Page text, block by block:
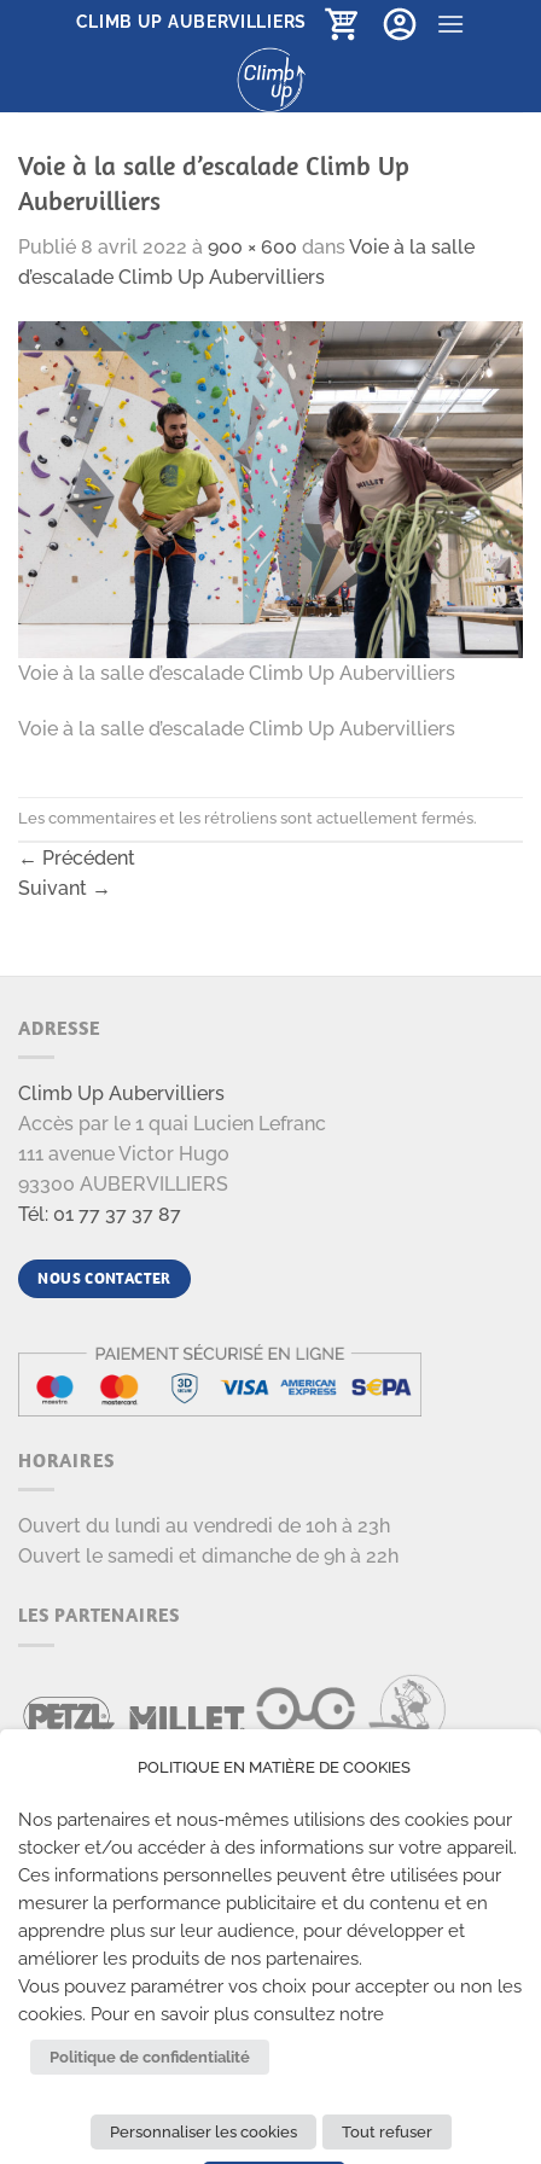
CLIMB UP AUBERVILLIERS
Voie à la salle d’escalade Climb Up
Aubervilliers
Publié 8 avril 2022 à 900 × 600 dansVoie à la salle
d’escalade Climb Up Aubervilliers
Voie à la salle d’escalade Climb Up Aubervilliers
Voie à la salle d’escalade Climb Up Aubervilliers
Les commentaires et les rétroliens sont actuellement fermés.
← Précédent
Suivant →
ADRESSE
Climb Up Aubervilliers
Accès par le 1 quai Lucien Lefranc
111 avenue Victor Hugo
93300 AUBERVILLIERS
Tél: 01 77 37 37 87
NOUS CONTACTER
HORAIRES
Ouvert du lundi au vendredi de 10h à 23h
Ouvert le samedi et dimanche de 9h à 22h
LES PARTENAIRES
LES SALLES CLIMB UP
Climb Up vous accueille dans ses salles, partout en
France
TROUVE TA SALLE
REJOIGNEZ-NOUS-CLIMB UP INVESTISSEMENTS
POLITIQUE EN MATIÈRE DE COOKIES
Nos partenaires et nous-mêmes utilisions des cookies pour
stocker et/ou accéder à des informations sur votre appareil.
Ces informations personnelles peuvent être utilisées pour
mesurer la performance publicitaire et du contenu et en
apprendre plus sur leur audience, pour développer et
améliorer les produits de nos partenaires.
Vous pouvez paramétrer vos choix pour accepter ou non les
cookies. Pour en savoir plus consultez notre
Politique de confidentialité
Personnaliser les cookies Tout refuser